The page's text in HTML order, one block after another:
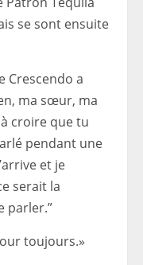
se sont ensuite
Crescendo a
ma sœur, ma
croire que tu
pendant une
et je
serait la
parler.”
toujours.»